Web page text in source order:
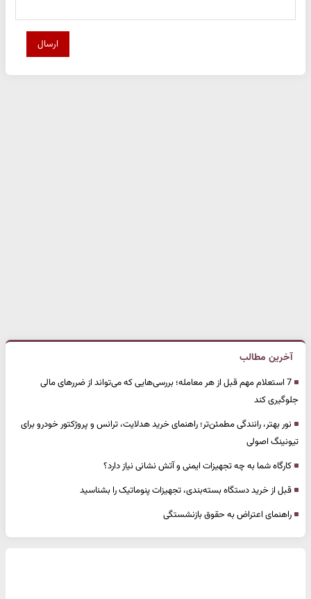
ارسال
آخرین مطالب
7 استعلام مهم قبل از هر معامله؛ بررسی‌هایی که می‌تواند از ضررهای مالی
جلوگیری کند
نور بهتر، رانندگی مطمئن‌تر؛ راهنمای خرید هدلایت، ترانس و پروژکتور خودرو برای
تیونینگ اصولی
کارگاه شما به چه تجهیزات ایمنی و آتش نشانی نیاز دارد؟
قبل از خرید دستگاه بسته‌بندی، تجهیزات پنوماتیک را بشناسید
راهنمای اعتراض به حقوق بازنشستگی